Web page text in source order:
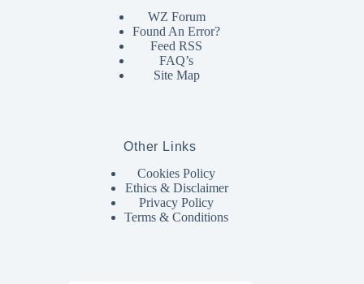
WZ Forum
Found An Error?
Feed RSS
FAQ’s
Site Map
Other Links
Cookies Policy
Ethics & Disclaimer
Privacy Policy
Terms & Conditions